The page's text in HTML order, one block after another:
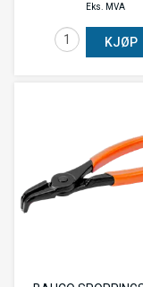
Eks. MVA
KJØP